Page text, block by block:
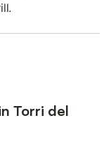
Torri del